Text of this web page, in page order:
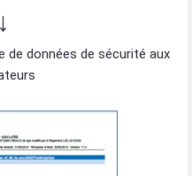
↓
de données de sécurité aux